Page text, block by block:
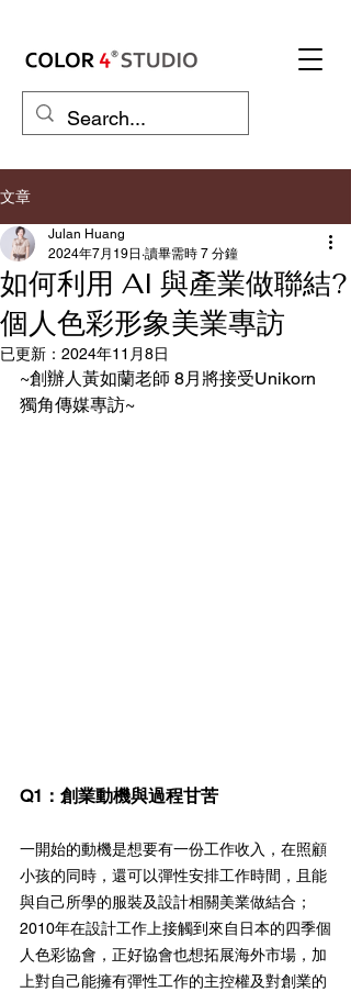
文章
如何利用 AI 與產業做聯結?
個人色彩形象美業專訪
Julan Huang
2024年7月19日 讀畢需時 7 分鐘
已更新： 2024年11月8日
~創辦人黃如蘭老師 8月將接受Unikorn
獨角傳媒專訪~
Q1：創業動機與過程甘苦
一開始的動機是想要有一份工作收入，在照顧
小孩的同時，還可以彈性安排工作時間，且能
與自己所學的服裝及設計相關美業做結合；
2010年在設計工作上接觸到來自日本的四季個
人色彩協會，正好協會也想拓展海外市場，加
上對自己能擁有彈性工作的主控權及對創業的